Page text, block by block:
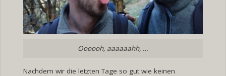
Oooooh, aaaaaahh, …
Nachdem wir die letzten Tage so gut wie keinen